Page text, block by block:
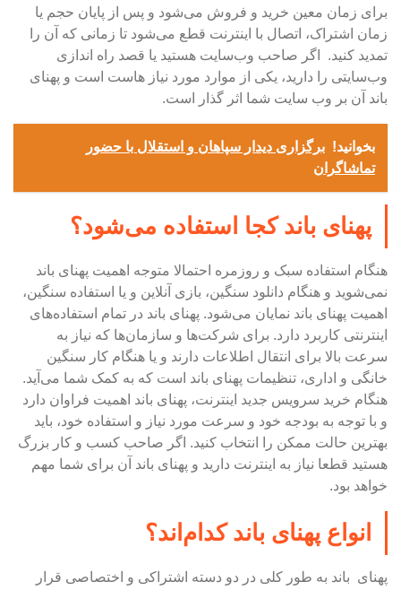
برای زمان معین خرید و فروش می‌شود و پس از پایان حجم یا
زمان اشتراک، اتصال با اینترنت قطع می‌شود تا زمانی که آن را
تمدید کنید. اگر صاحب وب‌سایت هستید یا قصد راه اندازی
وب‌سایتی را دارید، یکی از موارد مورد نیاز هاست است و پهنای
باند آن بر وب سایت شما اثر گذار است.
بخوانید! برگزاری دیدار سپاهان و استقلال با حضور
تماشاگران
پهنای باند کجا استفاده می‌شود؟
هنگام استفاده سبک و روزمره احتمالا متوجه اهمیت پهنای باند
نمی‌شوید و هنگام دانلود سنگین، بازی آنلاین و یا استفاده سنگین،
اهمیت پهنای باند نمایان می‌شود. پهنای باند در تمام استفاده‌های
اینترنتی کاربرد دارد. برای شرکت‌ها و سازمان‌ها که نیاز به
سرعت بالا برای انتقال اطلاعات دارند و یا هنگام کار سنگین
خانگی و اداری، تنظیمات پهنای باند است که به کمک شما می‌آید.
هنگام خرید سرویس جدید اینترنت، پهنای باند اهمیت فراوان دارد
و با توجه به بودجه خود و سرعت مورد نیاز و استفاده خود، باید
بهترین حالت ممکن را انتخاب کنید. اگر صاحب کسب و کار بزرگ
هستید قطعا نیاز به اینترنت دارید و پهنای باند آن برای شما مهم
خواهد بود.
انواع پهنای باند کدام‌اند؟
پهنای باند به طور کلی در دو دسته اشتراکی و اختصاصی قرار